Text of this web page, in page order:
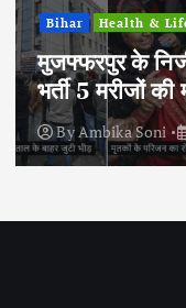
Bihar Health &
मुजफ्फरपुर के
भर्ती 5 मरीजों
By Ambika Soni